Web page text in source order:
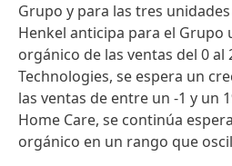
Grupo y para las tres
Henkel anticipa para el Grupo
orgánico de las ventas del 0 al
Technologies, se espera un
las ventas de entre un -1 y un
Home Care, se continúa
orgánico en un rango que